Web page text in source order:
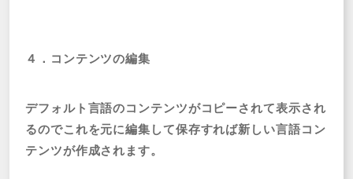
４．コンテンツの編集
デフォルト言語のコンテンツがコピーされて表示され
るのでこれを元に編集して保存すれば新しい言語コン
テンツが作成されます。